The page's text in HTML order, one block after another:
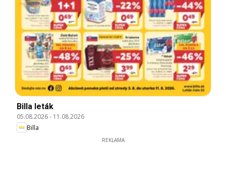
Billa leták
05.08.2026- 11.08.2026
Billa
REKLAMA